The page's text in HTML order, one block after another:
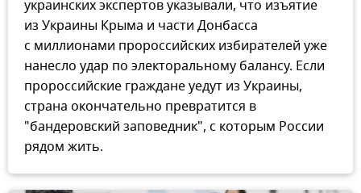
украинских экспертов указывали, что изъятие
из Украины Крыма и части Донбасса
с миллионами пророссийских избирателей уже
нанесло удар по электоральному балансу. Если
пророссийские граждане уедут из Украины,
страна окончательно превратится в
"бандеровский заповедник", с которым России
рядом жить.